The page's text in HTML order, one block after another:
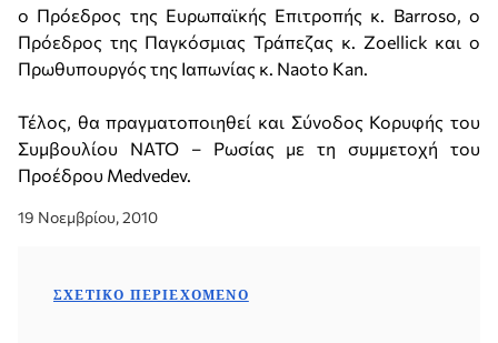
ο Πρόεδρος της Ευρωπαϊκής Επιτροπής κ. Barroso, ο
Πρόεδρος της Παγκόσμιας Τράπεζας κ. Zoellick και ο
Πρωθυπουργός της Ιαπωνίας κ. Naoto Kan.
Τέλος, θα πραγματοποιηθεί και Σύνοδος Κορυφής του
Συμβουλίου ΝΑΤΟ – Ρωσίας με τη συμμετοχή του
Προέδρου Medvedev.
19 Νοεμβρίου, 2010
ΣΧΕΤΙΚΌ ΠΕΡΙΕΧΌΜΕΝΟ